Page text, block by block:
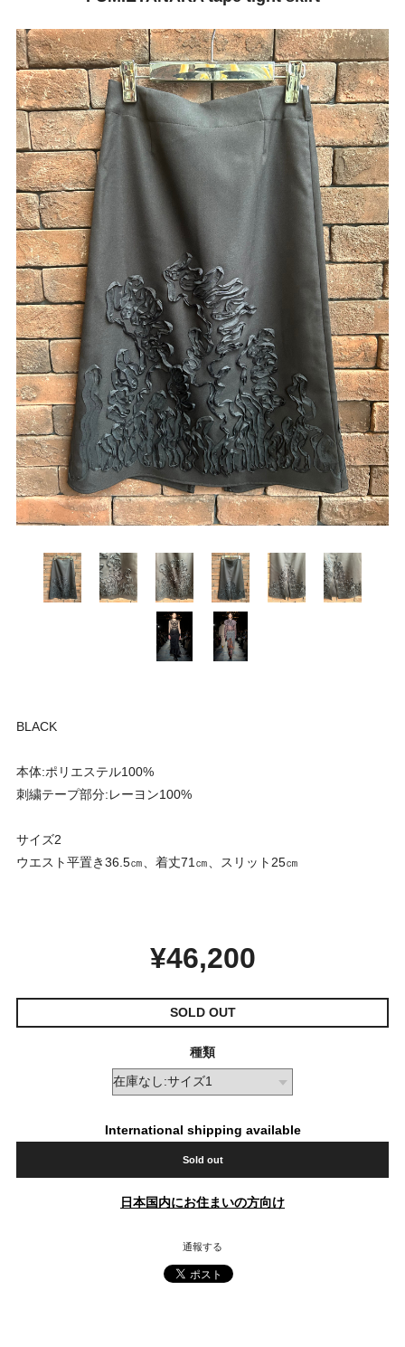
BLACK
本体:ポリエステル100%
刺繍テープ部分:レーヨン100%
サイズ2
ウエスト平置き36.5㎝、着丈71㎝、スリット25㎝
¥46,200
SOLD OUT
種類
International shipping available
Sold out
日本国内にお住まいの方向け
通報する